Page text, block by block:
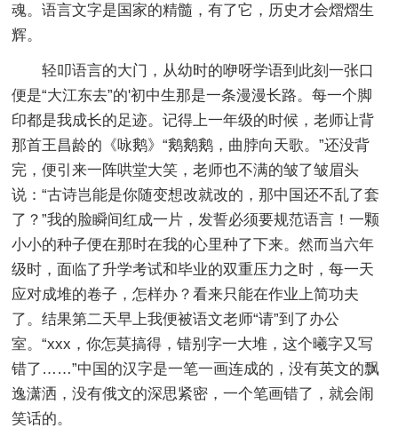
魂。语言文字是国家的精髓，有了它，历史才会熠熠生
辉。
轻叩语言的大门，从幼时的咿呀学语到此刻一张口
便是“大江东去”的'初中生那是一条漫漫长路。每一个脚
印都是我成长的足迹。记得上一年级的时候，老师让背
那首王昌龄的《咏鹅》“鹅鹅鹅，曲脖向天歌。”还没背
完，便引来一阵哄堂大笑，老师也不满的皱了皱眉头
说：“古诗岂能是你随变想改就改的，那中国还不乱了套
了？”我的脸瞬间红成一片，发誓必须要规范语言！一颗
小小的种子便在那时在我的心里种了下来。然而当六年
级时，面临了升学考试和毕业的双重压力之时，每一天
应对成堆的卷子，怎样办？看来只能在作业上简功夫
了。结果第二天早上我便被语文老师“请”到了办公
室。“xxx，你怎莫搞得，错别字一大堆，这个曦字又写
错了……”中国的汉字是一笔一画连成的，没有英文的飘
逸潇洒，没有俄文的深思紧密，一个笔画错了，就会闹
笑话的。